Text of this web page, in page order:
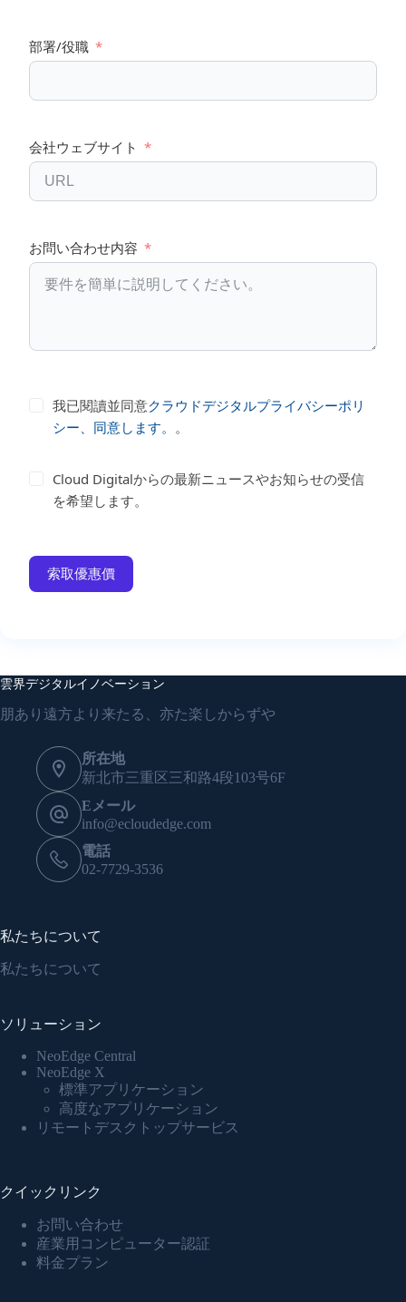
部署/役職
会社ウェブサイト
お問い合わせ内容
我已閱讀並同意クラウドデジタルプライバシーポリ
シー、同意します。 。
Cloud Digitalからの最新ニュースやお知らせの受信
を希望します。
索取優惠價
雲界デジタルイノベーション
朋あり遠方より来たる、亦た楽しからずや
所在地
新北市三重区三和路4段103号6F
Eメール
info@ecloudedge.com
電話
02-7729-3536
私たちについて
私たちについて
ソリューション
NeoEdge Central
NeoEdge X
標準アプリケーション
高度なアプリケーション
リモートデスクトップサービス
クイックリンク
お問い合わせ
産業用コンピューター認証
料金プラン